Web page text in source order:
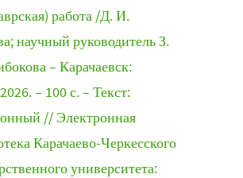
работа /Д. И.
научный руководитель З.
– Карачаевск:
– 100 с. – Текст:
// Электронная
Карачаево-Черкесского
университета: